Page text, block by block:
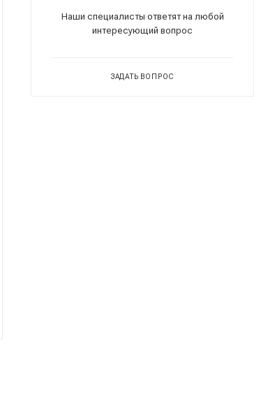
Наши специалисты ответят на любой
интересующий вопрос
ЗАДАТЬ ВОПРОС